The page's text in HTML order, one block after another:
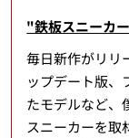
"鉄板スニーカ
毎日新作がリリ
ップデート版、
たモデルなど、
スニーカーを取